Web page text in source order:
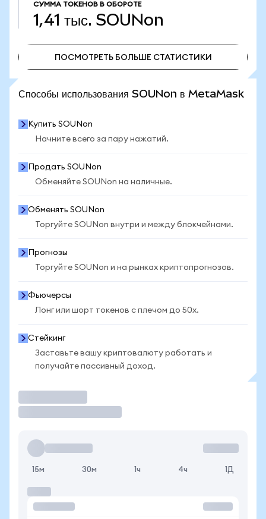
СУММА ТОКЕНОВ В ОБОРОТЕ
1,41 тыс. SOUNon
ПОСМОТРЕТЬ БОЛЬШЕ СТАТИСТИКИ
Способы использования SOUNon в MetaMask
Купить SOUNon
Начните всего за пару нажатий.
Продать SOUNon
Обменяйте SOUNon на наличные.
Обменять SOUNon
Торгуйте SOUNon внутри и между блокчейнами.
Прогнозы
Торгуйте SOUNon и на рынках криптопрогнозов.
Фьючерсы
Лонг или шорт токенов с плечом до 50x.
Стейкинг
Заставьте вашу криптовалюту работать и
получайте пассивный доход.
15м 30м 1ч 4ч 1Д